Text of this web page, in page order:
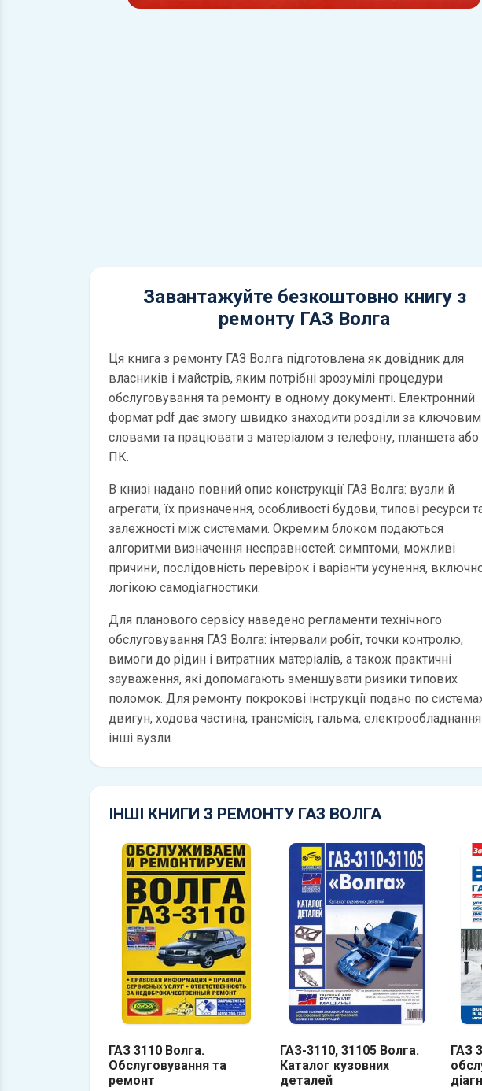
Завантажуйте безкоштовно книгу з
ремонту ГАЗ Волга
Ця книга з ремонту ГАЗ Волга підготовлена як довідник для
власників і майстрів, яким потрібні зрозумілі процедури
обслуговування та ремонту в одному документі. Електронний
формат pdf дає змогу швидко знаходити розділи за
словами та працювати з матеріалом з телефону, планшета або
ПК.
В книзі надано повний опис конструкції ГАЗ Волга: вузли й
агрегати, їх призначення, особливості будови, типові ресурси
залежності між системами. Окремим блоком подаються
алгоритми визначення несправностей: симптоми, можливі
причини, послідовність перевірок і варіанти усунення,
логікою самодіагностики.
Для планового сервісу наведено регламенти технічного
обслуговування ГАЗ Волга: інтервали робіт, точки контролю,
вимоги до рідин і витратних матеріалів, а також практичні
зауваження, які допомагають зменшувати ризики типових
поломок. Для ремонту покрокові інструкції подано по
двигун, ходова частина, трансмісія, гальма,
інші вузли.
ІНШІ КНИГИ З РЕМОНТУ ГАЗ ВОЛГА
ГАЗ 3110 Волга.
Обслуговування та
ремонт
ГАЗ-3110, 31105 Волга.
Каталог кузовних
деталей
ГАЗ